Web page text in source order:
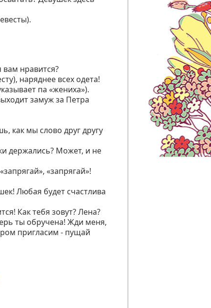
вам нравится?
наряднее всех одета!
па «жениха»).
замуж за Петра
как мы слово друг другу
держались? Может, и не
«запрягай»!
Любая будет счастлива
Как тебя зовут? Лена?
ты обручена! Жди меня,
пригласим - пущай